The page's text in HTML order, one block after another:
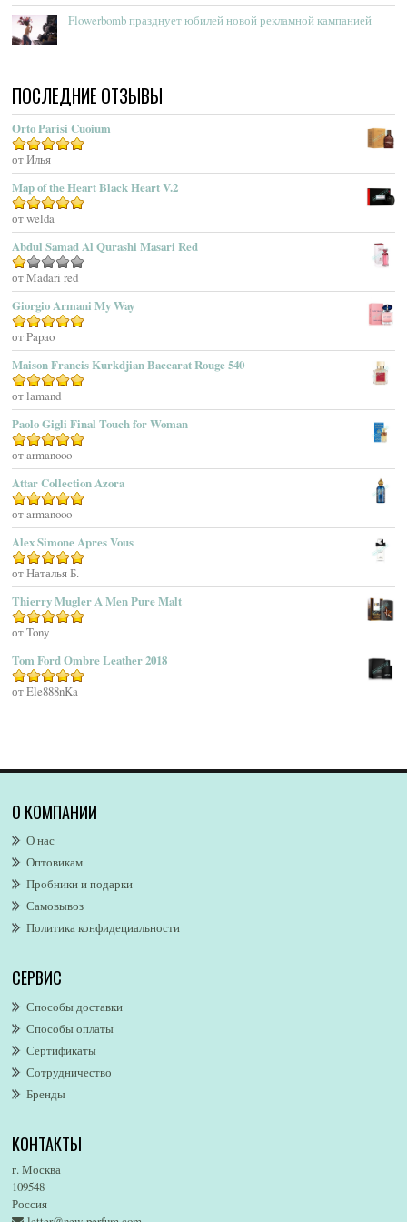
Acqua Di Monaco
Acqua Di Parma
Acqua Di Sardegna
Acqua Di Stresa
Adam Levine
Adamo Parfum
Adidas
Adolfo Dominguez
Adrienne Vittadini
Aedes De Venustas
Aerin Lauder
Aether
Affinessence
Afnan Perfumes
Agatha Ruiz De La Prada
Agatho Parfum
Agent Provocateur
Agnes B
Agonist
Ahjaar
Aigner
Aj Arabia (Widian)
Ajmal
Akro
Al Hamatt
Al Haramain
Al-Jazeera
Alex Simone
Alexander McQueen
Alexandre. J
Alford & Hoff
Alfred Dunhill
Alfred Ritchy
Alfred Sung
AllSaints
Alsayad
Altaia
Alvarez Gomez
Alviero Martini
Alyson Oldoini
American Eagle
Amore Segreto
Amorino
Flowerbomb празднует юбилей новой рекламной кампанией
ПОСЛЕДНИЕ ОТЗЫВЫ
Orto Parisi Cuoium
Оценка
от Илья
Map of the Heart Black Heart V.2
Оценка5
от welda
Abdul Samad Al Qurashi Masari Red
Оценка
1
из
5
от Madari red
Giorgio Armani My Way
Оценка5
от Papao
Maison Francis Kurkdjian Baccarat Rouge 540
Оценка5из 5
от lamand
Paolo Gigli Final Touch for Woman
Оценка5из 5
от armanooo
Attar Collection Azora
Оценка5из 5
от armanooo
Alex Simone Apres Vous
Оценка5из 5
от Наталья Б.
Thierry Mugler A Men Pure Malt
Оценка
от Tony
Tom Ford Ombre Leather 2018
Оценка5из 5
от Ele888nKa
О КОМПАНИИ
О нас
Оптовикам
Пробники и подарки
Самовывоз
Политика конфидециальности
СЕРВИС
Способы доставки
Способы оплаты
Сертификаты
Сотрудничество
Бренды
КОНТАКТЫ
г. Москва
109548
Россия